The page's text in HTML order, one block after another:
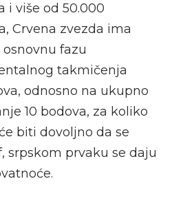
i više od 50.000
Crvena zvezda ima
fazu
takmičenja
odnosno na ukupno
10 bodova, za koliko
biti dovoljno da se
srpskom prvaku se daju